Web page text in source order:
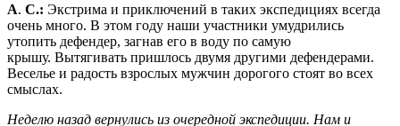
А. С.: Экстрима и приключений в таких экспедициях всегда
очень много. В этом году наши участники умудрились
утопить дефендер, загнав его в воду по самую
крышу. Вытягивать пришлось двумя другими дефендерами.
Веселье и радость взрослых мужчин дорогого стоят во всех
смыслах.
Неделю назад вернулись из очередной экспедиции. Нам и